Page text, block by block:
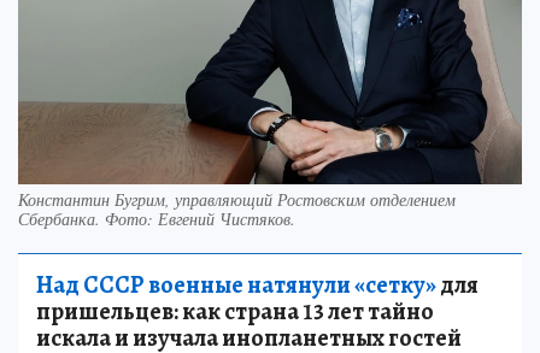
Константин Бугрим, управляющий Ростовским отделением
Сбербанка. Фото: Евгений Чистяков.
Над СССР военные натянули «сетку»для
пришельцев: как страна 13 лет тайно
искала и изучала инопланетных гостей